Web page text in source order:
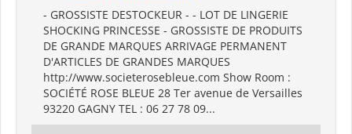
- GROSSISTE DESTOCKEUR - - LOT DE LINGERIE
SHOCKING PRINCESSE - GROSSISTE DE PRODUITS
DE GRANDE MARQUES ARRIVAGE PERMANENT
D'ARTICLES DE GRANDES MARQUES
http://www.societerosebleue.com Show Room :
SOCIÉTÉ ROSE BLEUE 28 Ter avenue de Versailles
93220 GAGNY TEL : 06 27 78 09...